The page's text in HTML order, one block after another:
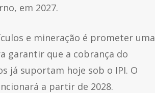
em 2027.
e mineração é prometer uma
garantir que a cobrança do
já suportam hoje sob o IPI. O
a partir de 2028.